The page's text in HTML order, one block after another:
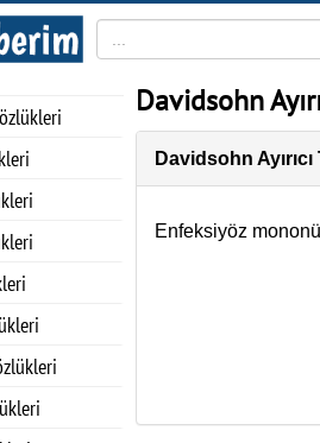
Davidsohn
Davidsohn
Enfeksiyöz